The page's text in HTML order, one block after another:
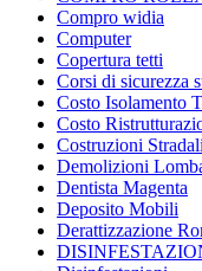
Compro widia
Computer
Copertura tetti
Corsi di sicurezza
Costo Isolamento
Costo
Costruzioni Stradali
Demolizioni
Dentista Magenta
Deposito Mobili
Derattizzazione